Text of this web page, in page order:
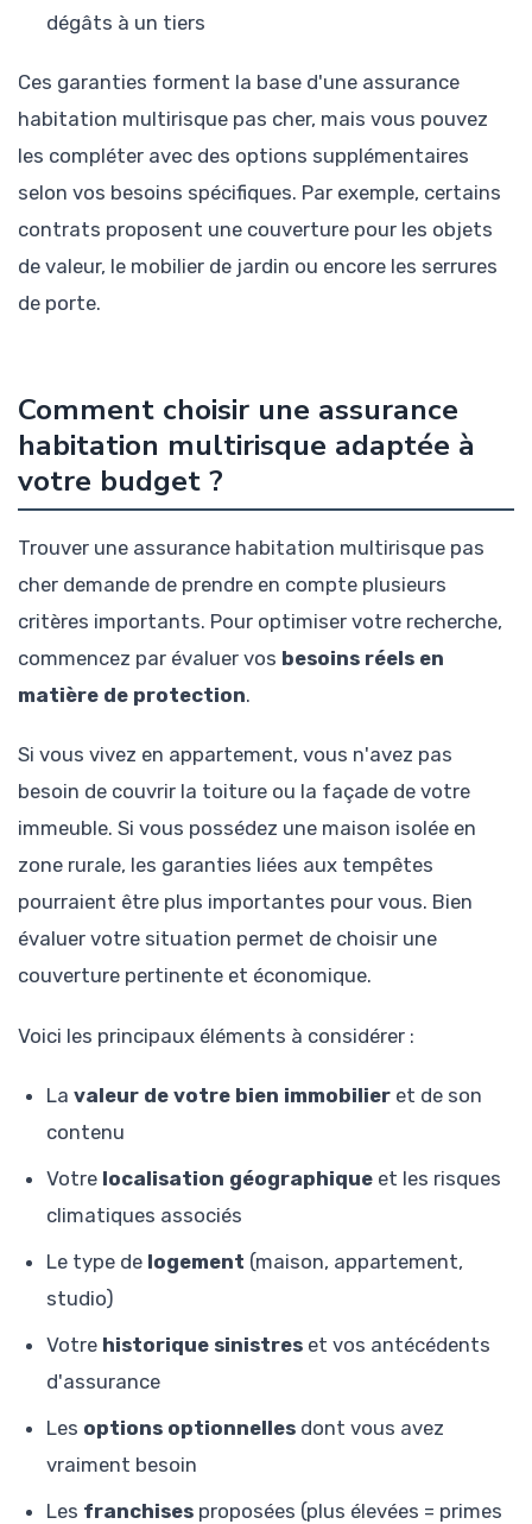
dégâts à un tiers
Ces garanties forment la base d'une assurance
habitation multirisque pas cher, mais vous pouvez
les compléter avec des options supplémentaires
selon vos besoins spécifiques. Par exemple, certains
contrats proposent une couverture pour les objets
de valeur, le mobilier de jardin ou encore les serrures
de porte.
Comment choisir une assurance
habitation multirisque adaptée à
votre budget ?
Trouver une assurance habitation multirisque pas
cher demande de prendre en compte plusieurs
critères importants. Pour optimiser votre recherche,
commencez par évaluer vos besoins réels en
matière de protection.
Si vous vivez en appartement, vous n'avez pas
besoin de couvrir la toiture ou la façade de votre
immeuble. Si vous possédez une maison isolée en
zone rurale, les garanties liées aux tempêtes
pourraient être plus importantes pour vous. Bien
évaluer votre situation permet de choisir une
couverture pertinente et économique.
Voici les principaux éléments à considérer :
La valeur de votre bien immobilier et de son
contenu
Votre localisation géographique et les risques
climatiques associés
Le type de logement (maison, appartement,
studio)
Votre historique sinistres et vos antécédents
d'assurance
Les options optionnelles dont vous avez
vraiment besoin
Les franchises proposées (plus élevées = primes